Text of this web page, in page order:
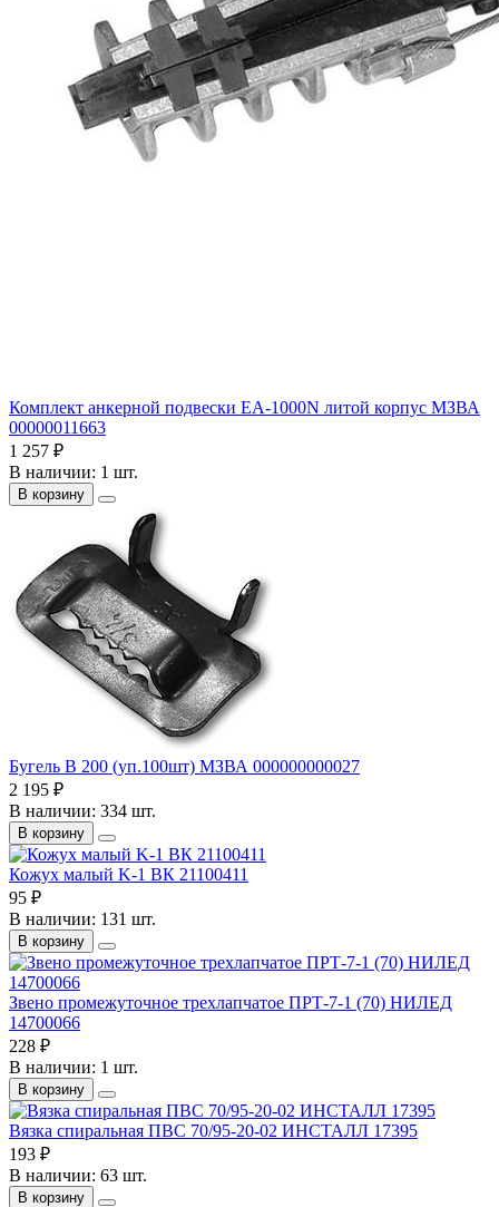
Комплект анкерной подвески EA-1000N литой корпус МЗВА
00000011663
1 257 ₽
В наличии: 1 шт.
В корзину
Бугель B 200 (уп.100шт) МЗВА 000000000027
2 195 ₽
В наличии: 334 шт.
В корзину
Кожух малый K-1 ВК 21100411
95 ₽
В наличии: 131 шт.
В корзину
Звено промежуточное трехлапчатое ПРТ-7-1 (70) НИЛЕД
14700066
228 ₽
В наличии: 1 шт.
В корзину
Вязка спиральная ПВС 70/95-20-02 ИНСТАЛЛ 17395
193 ₽
В наличии: 63 шт.
В корзину